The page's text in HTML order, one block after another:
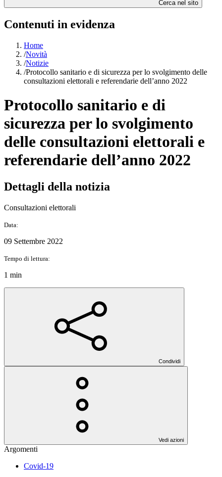
Cerca nel sito
Contenuti in evidenza
Home
/Novità
/Notizie
/Protocollo sanitario e di sicurezza per lo svolgimento delle
consultazioni elettorali e referendarie dell’anno 2022
Protocollo sanitario e di
sicurezza per lo svolgimento
delle consultazioni elettorali e
referendarie dell’anno 2022
Dettagli della notizia
Consultazioni elettorali
Data:
09 Settembre 2022
Tempo di lettura:
1 min
Condividi
Vedi azioni
Argomenti
Covid-19